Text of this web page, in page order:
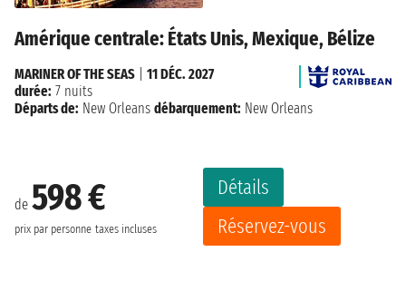
Amérique centrale: États Unis, Mexique, Bélize
de 598 €
prix par personne taxes incluses
Détails
Réservez-vous
MARINER OF THE SEAS
11 DÉC. 2027
durée: 7 nuits
Départs de: New Orleans débarquement: New Orleans